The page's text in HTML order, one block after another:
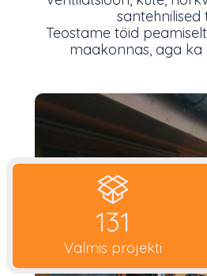
150
Valmis projekti
santehnilised
Teostame töid
maakonnas, aga ka